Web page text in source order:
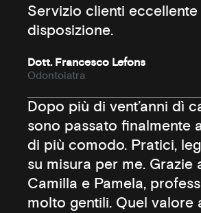
Servizio clienti
disposizione.
Dott. Francesco Lefons
Odontoiatra
Dopo più di vent’anni dì
sono passato finalmente
di più comodo. Pratici,
su misura per me. Grazie
Camilla e Pamela,
molto gentili. Quel valore